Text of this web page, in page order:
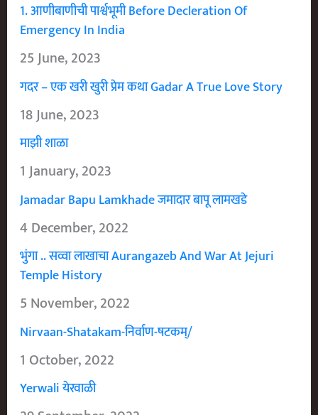
1. आणीबाणीची पार्श्वभूमी Before Decleration Of
Emergency In India
25 June, 2023
गदर – एक खरी खुरी प्रेम कथा Gadar A True Love Story
18 June, 2023
माझी शाळा
1 January, 2023
Jamadar Bapu Lamkhade जमादार बापू लामखडे
4 December, 2022
भुंगा .. सव्वा लाखाचा Aurangazeb And War At Jejuri
Temple History
5 November, 2022
Nirvaan-Shatakam-निर्वाण-षटकम्/
1 October, 2022
Yerwali येरवाळी